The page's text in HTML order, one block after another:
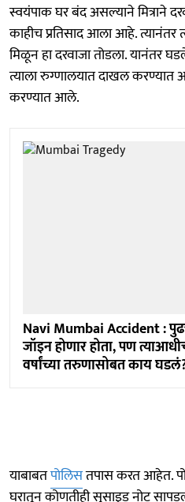
स्वयंपाक घर बंद असल्याने मित्राने
काहीच प्रतिसाद आला आहे. त्यानंतर
मिळून हा दरवाजा तोडला. यानंतर
त्याला रुग्णालयात दाखल करण्यात
करण्यात आले.
Navi Mumbai Accident :
जॉइन होणार होता, पण
वर्षांच्या तरुणासोबत काय
याबाबतपोलिसतपास करत आहेत.